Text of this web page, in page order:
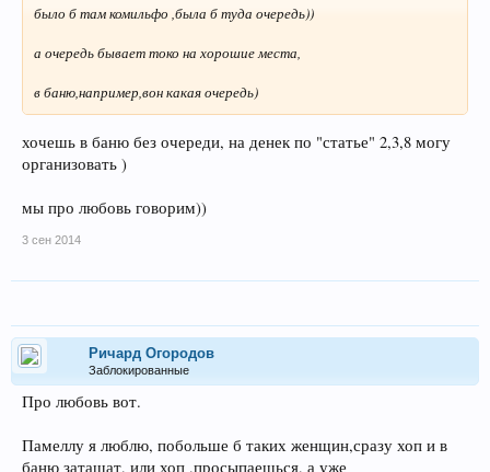
было б там комильфо ,была б туда очередь))
а очередь бывает токо на хорошие места,
в баню,например,вон какая очередь)
хочешь в баню без очереди, на денек по "статье" 2,3,8 могу
организовать )
мы про любовь говорим))
3 сен 2014
Ричард Огородов
Заблокированные
Про любовь вот.
Памеллу я люблю, побольше б таких женщин,сразу хоп и в
баню затащат, или хоп ,просыпаешься, а уже